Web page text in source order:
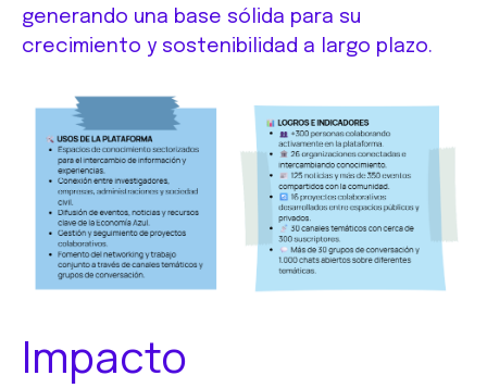
generando una base sólida para su
crecimiento y sostenibilidad a largo plazo.
Impacto